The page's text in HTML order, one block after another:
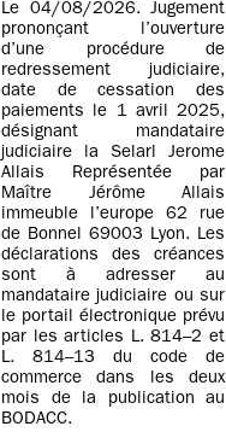
Le 04/08/2026. Jugement
prononçant l’ouverture
d’une procédure de
redressement judiciaire,
date de cessation des
paiements le 1 avril 2025,
désignant mandataire
judiciaire la Selarl Jerome
Allais Représentée par
Maître Jérôme Allais
immeuble l’europe 62 rue
de Bonnel 69003 Lyon. Les
déclarations des créances
sont à adresser au
mandataire judiciaire ou sur
le portail électronique prévu
par les articles L. 814–2 et
L. 814–13 du code de
commerce dans les deux
mois de la publication au
BODACC.